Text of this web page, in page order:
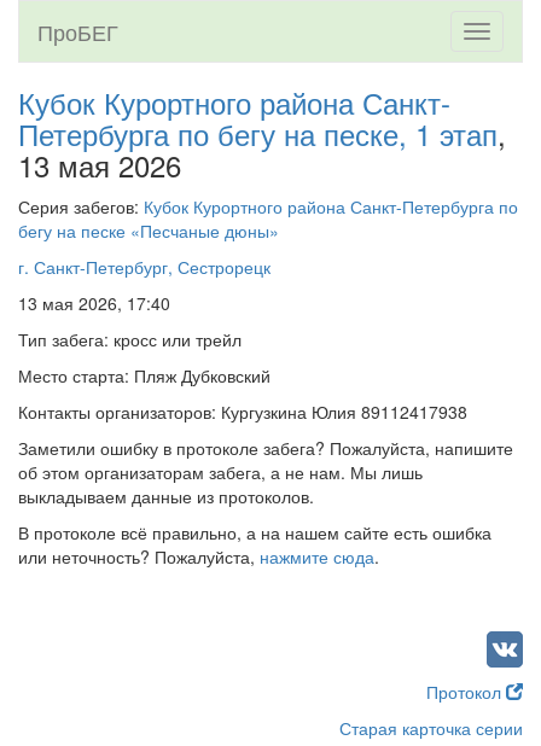
Toggle
ПроБЕГ
Кубок Курортного района Санкт-
Петербурга по бегу на песке, 1 этап,
13 мая 2026
Серия забегов: Кубок Курортного района Санкт-Петербурга по
бегу на песке «Песчаные дюны»
г. Санкт-Петербург, Сестрорецк
13 мая 2026, 17:40
Тип забега: кросс или трейл
Место старта: Пляж Дубковский
Контакты организаторов: Кургузкина Юлия 89112417938
Заметили ошибку в протоколе забега? Пожалуйста, напишите
об этом организаторам забега, а не нам. Мы лишь
выкладываем данные из протоколов.
В протоколе всё правильно, а на нашем сайте есть ошибка
или неточность? Пожалуйста, нажмите сюда.
Протокол
Старая карточка серии